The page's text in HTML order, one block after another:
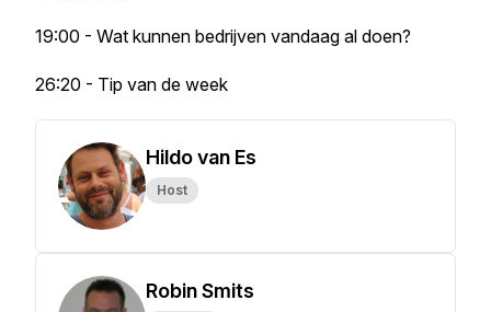
19:00 - Wat kunnen bedrijven vandaag al doen?
26:20 - Tip van de week
Hildo van Es
Host
Robin Smits